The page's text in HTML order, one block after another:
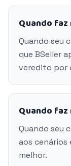
Quando
Quando seu
que BSeller
veredito por
Quando faz
Quando seu
aos cenários
melhor.